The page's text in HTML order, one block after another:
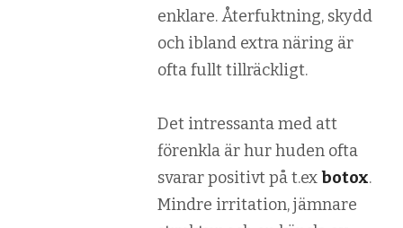
enklare. Återfuktning, skydd
och ibland extra näring är
ofta fullt tillräckligt.
Det intressanta med att
förenkla är hur huden ofta
svarar positivt på t.exbotox.
Mindre irritation, jämnare